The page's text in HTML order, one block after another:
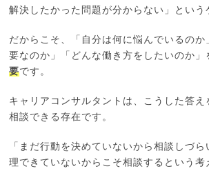
解決したかった問題が分からない」という
だからこそ、「自分は何に悩んでいるのか
要なのか」「どんな働き方をしたいのか」
要です。
キャリアコンサルタントは、こうした答え
相談できる存在です。
「まだ行動を決めていないから相談しづ
理できていないからこそ相談するという考